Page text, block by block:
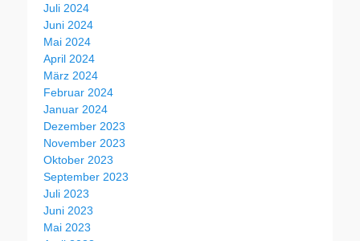
Juli 2024
Juni 2024
Mai 2024
April 2024
März 2024
Februar 2024
Januar 2024
Dezember 2023
November 2023
Oktober 2023
September 2023
Juli 2023
Juni 2023
Mai 2023